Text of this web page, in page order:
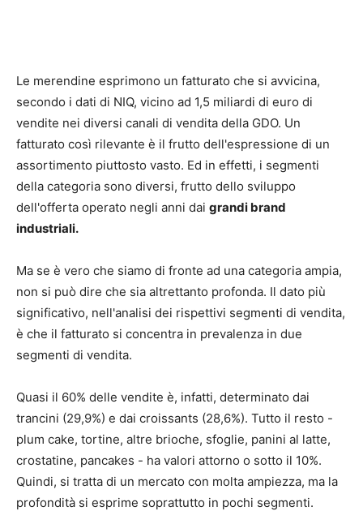
Le merendine esprimono un fatturato che si avvicina,
secondo i dati di NIQ, vicino ad 1,5 miliardi di euro di
vendite nei diversi canali di vendita della GDO. Un
fatturato così rilevante è il frutto dell'espressione di un
assortimento piuttosto vasto. Ed in effetti, i segmenti
della categoria sono diversi, frutto dello sviluppo
dell'offerta operato negli anni dai grandi brand
industriali.
Ma se è vero che siamo di fronte ad una categoria ampia,
non si può dire che sia altrettanto profonda. Il dato più
significativo, nell'analisi dei rispettivi segmenti di vendita,
è che il fatturato si concentra in prevalenza in due
segmenti di vendita.
Quasi il 60% delle vendite è, infatti, determinato dai
trancini (29,9%) e dai croissants (28,6%). Tutto il resto -
plum cake, tortine, altre brioche, sfoglie, panini al latte,
crostatine, pancakes - ha valori attorno o sotto il 10%.
Quindi, si tratta di un mercato con molta ampiezza, ma la
profondità si esprime soprattutto in pochi segmenti.